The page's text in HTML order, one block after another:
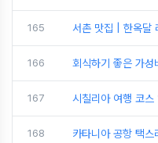
165 서촌 맛집 | 한옥달
166 회식하기 좋은 가
167 시칠리아 여행 코
168 카타니아 공항 택스